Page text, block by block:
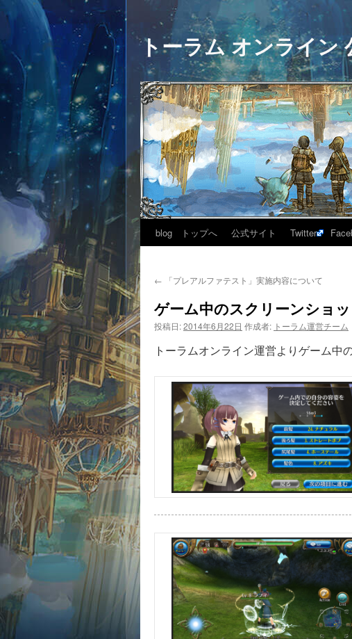
トーラム オンライン
blog トップへ 公式サイト Twitter
← 「プレアルファテスト」実施内容について
ゲーム中のスクリーンショ
投稿日:2014年6月22日 作成者: トーラム運営チーム
トーラムオンライン運営よりゲーム中